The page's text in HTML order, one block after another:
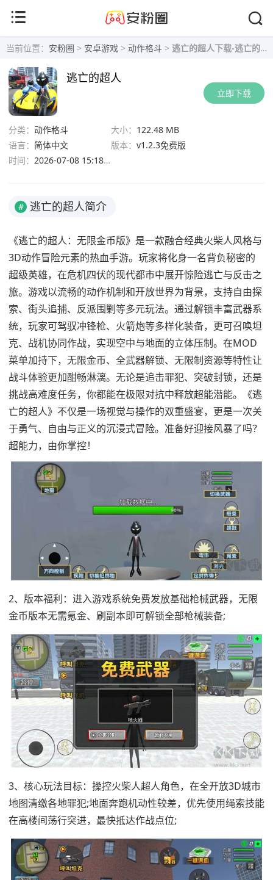
当前位置： 安粉圈 > 安卓游戏 > 动作格斗 > 逃亡的超人下载-逃亡的超人无限金币版 v1.2.3免费版下载
立即下载
逃亡的超人
分类： 动作格斗 大小： 122.48 MB
语言： 简体中文 版本： v1.2.3免费版
时间： 2026-07-08 15:18:10
# 逃亡的超人简介
《逃亡的超人：无限金币版》是一款融合经典火柴人风格与
3D动作冒险元素的热血手游。玩家将化身一名背负秘密的
超级英雄，在危机四伏的现代都市中展开惊险逃亡与反击之
旅。游戏以流畅的动作机制和开放世界为背景，支持自由探
索、街头追捕、反派围剿等多元玩法。通过解锁丰富武器系
统，玩家可驾驭冲锋枪、火箭炮等多样化装备，更可召唤坦
克、战机协同作战，实现空中与地面的立体压制。在MOD
菜单加持下，无限金币、全武器解锁、无限制资源等特性让
战斗体验更加酣畅淋漓。无论是追击罪犯、突破封锁，还是
挑战高难度任务，你都能在极限对抗中释放超能潜能。《逃
亡的超人》不仅是一场视觉与操作的双重盛宴，更是一次关
于勇气、自由与正义的沉浸式冒险。准备好迎接风暴了吗？
超能力，由你掌控！
2、版本福利：进入游戏系统免费发放基础枪械武器，无限
金币版本无需氪金、刷副本即可解锁全部枪械装备;
3、核心玩法目标：操控火柴人超人角色，在全开放3D城市
地图清缴各地罪犯;地面奔跑机动性较差，优先使用绳索技能
在高楼间荡行突进，最快抵达作战点位;